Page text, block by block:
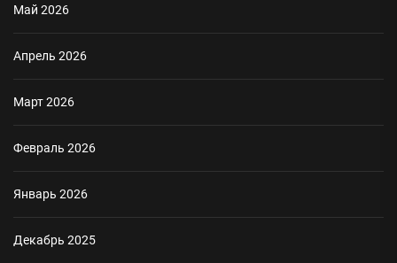
Май 2026
Апрель 2026
Март 2026
Февраль 2026
Январь 2026
Декабрь 2025